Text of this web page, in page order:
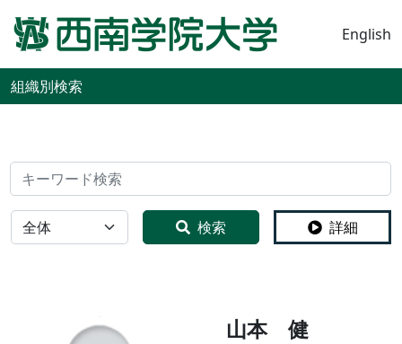
English
組織別検索
検索
全体 検索 詳細
山本 健